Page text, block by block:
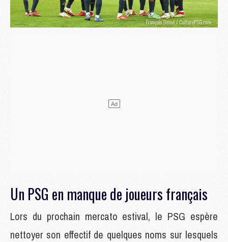
Un PSG en manque de joueurs français
Lors du prochain mercato estival, le PSG espère
nettoyer son effectif de quelques noms sur lesquels